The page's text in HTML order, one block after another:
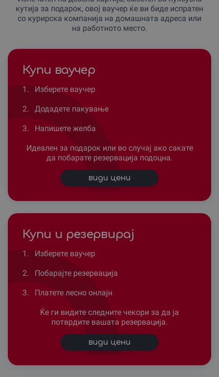
кутија за подарок, овој ваучер ќе ви биде испратен
со курирска компанија на домашната адреса или
на работното место.
Купи ваучер
1. Изберете ваучер
2. Додадете пакување
3. Напишете желба
Идеален за подарок или во случај ако сакате
да побарате резервација подоцна.
види цени
Купи и резервирај
1. Изберете ваучер
2. Побарајте резервација
3. Платете лесно онлајн
Ќе ги видите следните чекори за да ја
потврдите вашата резервација.
види цени